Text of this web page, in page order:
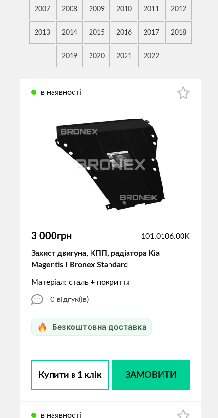
2007 2008 2009 2010 2011 2012
2013 2014 2015 2016 2017 2018
2019 2020 2021 2022
в наявності
3 000грн 101.0106.00K
Захист двигуна, КПП, радіатора Kia
Magentis I Bronex Standard
Матеріал: сталь + покриття
0 відгук(ів)
Безкоштовна доставка
Купити в 1 клік ЗАМОВИТИ
в наявності